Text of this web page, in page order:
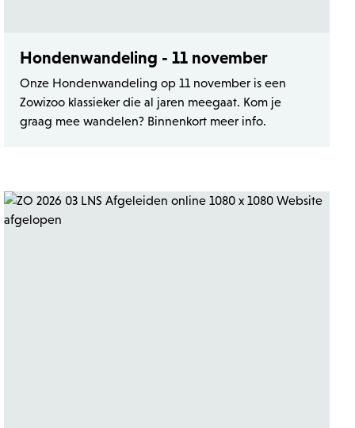
Hondenwandeling - 11 november
Onze Hondenwandeling op 11 november is een
Zowizoo klassieker die al jaren meegaat. Kom je
graag mee wandelen? Binnenkort meer info.